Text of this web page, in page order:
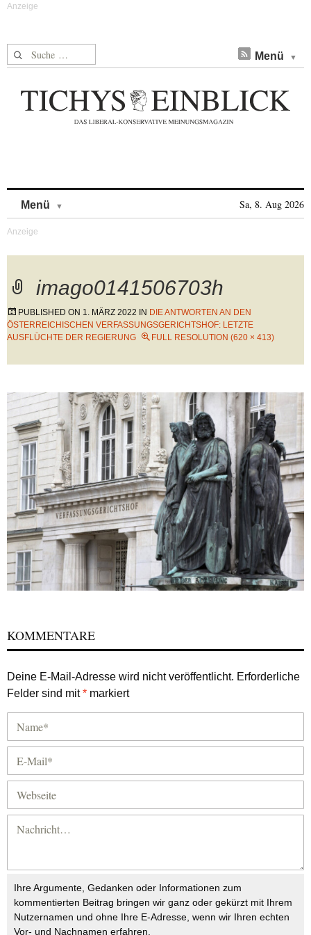
Suche nach: Menü
Menü Sa, 8. Aug 2026
imago0141506703h
PUBLISHED ON 1. MÄRZ 2022 IN DIE ANTWORTEN AN DEN
ÖSTERREICHISCHEN VERFASSUNGSGERICHTSHOF: LETZTE
AUSFLÜCHTE DER REGIERUNG
FULL RESOLUTION (620 × 413)
KOMMENTARE
Deine E-Mail-Adresse wird nicht veröffentlicht. Erforderliche
Felder sind mit* markiert
Ihre Argumente, Gedanken oder Informationen zum
kommentierten Beitrag bringen wir ganz oder gekürzt mit Ihrem
Nutzernamen und ohne Ihre E-Adresse, wenn wir Ihren echten
Vor- und Nachnamen erfahren.